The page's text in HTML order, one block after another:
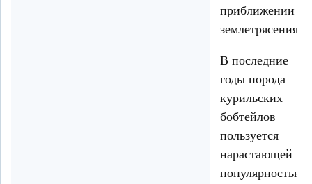
приближении
землетрясения.
В последние
годы порода
курильских
бобтейлов
пользуется
нарастающей
популярностью.